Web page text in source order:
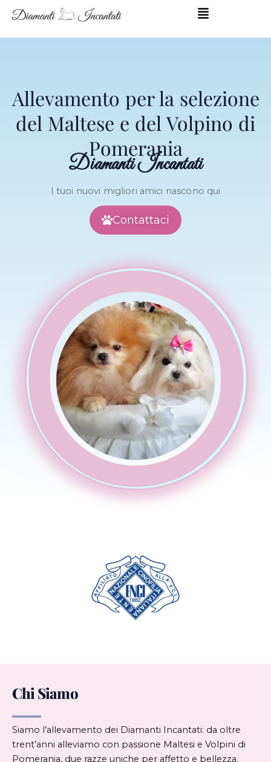
contenuto
Allevamento per la selezione
del Maltese e del Volpino di
Pomerania
Diamanti Incantati
I tuoi nuovi migliori amici nascono qui
Contattaci
Chi Siamo
Siamo l’allevamento dei Diamanti Incantati: da oltre
trent’anni alleviamo con passione Maltesi e Volpini di
Pomerania, due razze uniche per affetto e bellezza.